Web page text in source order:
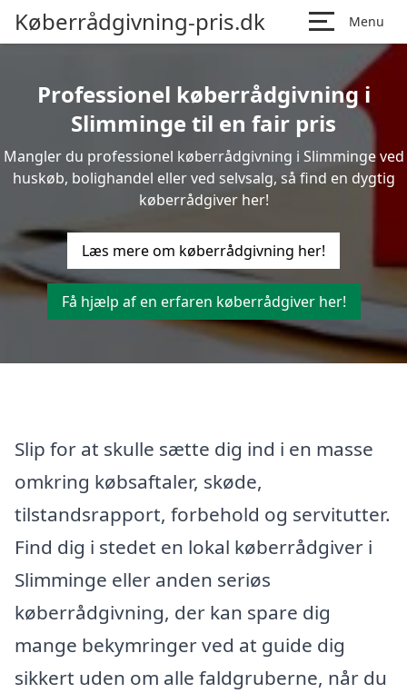
Køberrådgivning-pris.dk Menu
Professionel køberrådgivning i
Slimminge til en fair pris
Mangler du professionel køberrådgivning i Slimminge ved
huskøb, bolighandel eller ved selvsalg, så find en dygtig
køberrådgiver her!
Læs mere om køberrådgivning her!
Få hjælp af en erfaren køberrådgiver her!
Slip for at skulle sætte dig ind i en masse
omkring købsaftaler, skøde,
tilstandsrapport, forbehold og servitutter.
Find dig i stedet en lokal køberrådgiver i
Slimminge eller anden seriøs
køberrådgivning, der kan spare dig
mange bekymringer ved at guide dig
sikkert uden om alle faldgruberne, når du